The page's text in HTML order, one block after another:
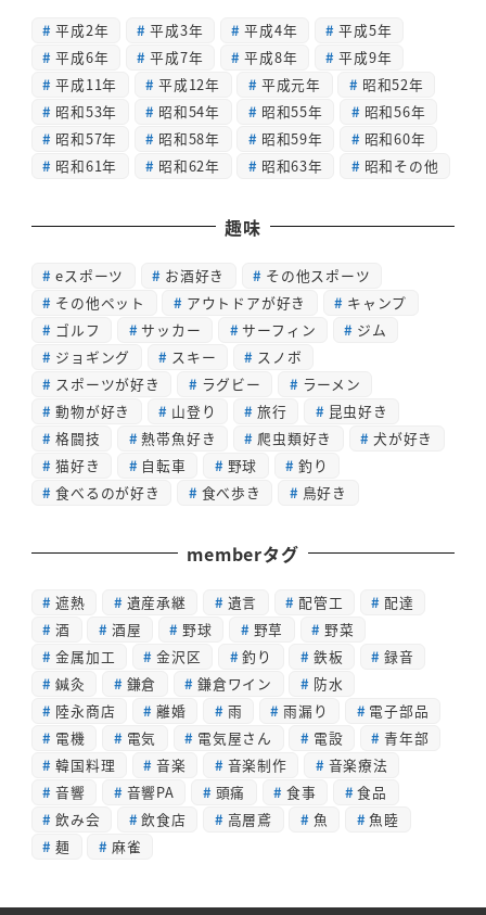
平成2年 平成3年 平成4年
平成5年
平成6年
平成7年 平成8年
平成9年
平成11年
平成12年 平成元年
昭和52年
昭和53年
昭和54年 昭和55年
昭和56年
昭和57年
昭和58年 昭和59年
昭和60年
昭和61年
昭和62年 昭和63年 昭和その他
趣味
eスポーツ お酒好き
その他スポーツ
その他ペット
アウトドアが好き
キャンプ
ゴルフ
サッカー サーフィン
ジム
ジョギング
スキー
スノボ
スポーツが好き
ラグビー
ラーメン
動物が好き
山登り 旅行
昆虫好き
格闘技
熱帯魚好き 爬虫類好き
犬が好き
猫好き
自転車 野球
釣り
食べるのが好き
食べ歩き 鳥好き
memberタグ
遮熱 遺産承継 遺言 配管工
配達
酒
酒屋 野球 野草
野菜
金属加工
金沢区 釣り 鉄板
録音
鍼灸
鎌倉 鎌倉ワイン
防水
陸永商店
離婚 雨 雨漏り
電子部品
電機
電気 電気屋さん 電設
青年部
韓国料理
音楽 音楽制作
音楽療法
音響
音響PA 頭痛 食事
食品
飲み会
飲食店 高層鳶 魚
魚睦
麺
麻雀